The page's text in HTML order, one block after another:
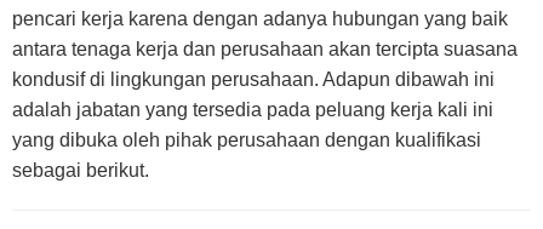
pencari kerja karena dengan adanya hubungan yang baik
antara tenaga kerja dan perusahaan akan tercipta suasana
kondusif di lingkungan perusahaan. Adapun dibawah ini
adalah jabatan yang tersedia pada peluang kerja kali ini
yang dibuka oleh pihak perusahaan dengan kualifikasi
sebagai berikut.